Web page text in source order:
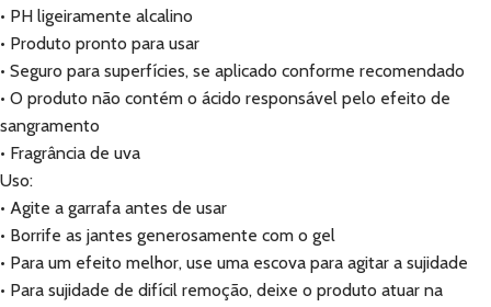
• PH ligeiramente alcalino
• Produto pronto para usar
• Seguro para superfícies, se aplicado conforme recomendado
• O produto não contém o ácido responsável pelo efeito de
sangramento
• Fragrância de uva
Uso:
• Agite a garrafa antes de usar
• Borrife as jantes generosamente com o gel
• Para um efeito melhor, use uma escova para agitar a sujidade
• Para sujidade de difícil remoção, deixe o produto atuar na